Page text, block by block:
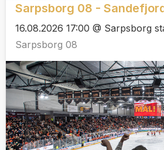
Sarpsborg 08 -
16.08.2026 17:00 @ Sarpsborg
Sarpsborg 08